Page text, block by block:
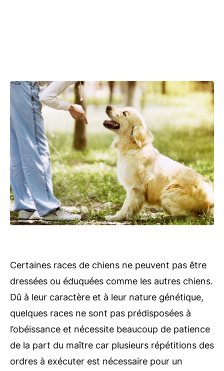
Certaines races de chiens ne peuvent pas être
dressées ou éduquées comme les autres chiens.
Dû à leur caractère et à leur nature génétique,
quelques races ne sont pas prédisposées à
l’obéissance et nécessite beaucoup de patience
de la part du maître car plusieurs répétitions des
ordres à exécuter est nécessaire pour un